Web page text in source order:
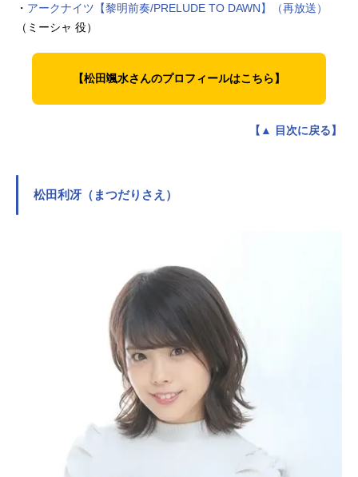
・ アークナイツ【黎明前奏/PRELUDE TO DAWN】（再放送）
（ミーシャ 役）
【松田颯水さんのプロフィールはこちら】
【▲ 目次に戻る】
松田利冴（まつだりさえ）